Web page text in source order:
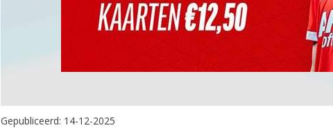
Gepubliceerd: 14-12-2025